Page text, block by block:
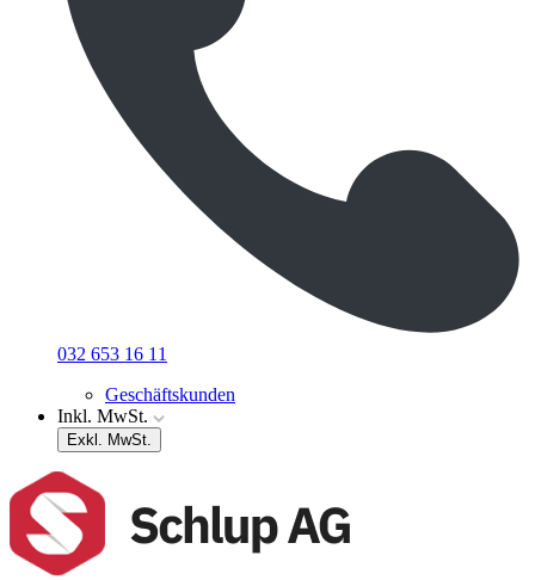
032 653 16 11
Geschäftskunden
Inkl. MwSt.
Exkl. MwSt.